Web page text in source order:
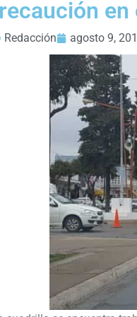
Redacción agosto 9,